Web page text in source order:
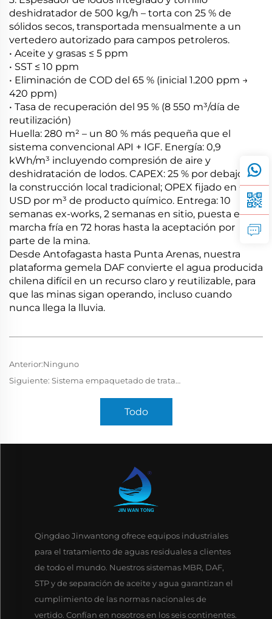
deshidratador de 500 kg/h – torta con 25 % de
sólidos secos, transportada mensualmente a un
vertedero autorizado para campos petroleros.
• Aceite y grasas ≤ 5 ppm
• SST ≤ 10 ppm
• Eliminación de COD del 65 % (inicial 1.200 ppm →
420 ppm)
• Tasa de recuperación del 95 % (8 550 m³/día de
reutilización)
Huella: 280 m² – un 80 % más pequeña que el
sistema convencional API + IGF. Energía: 0,9
kWh/m³ incluyendo compresión de aire y
deshidratación de lodos. CAPEX: 25 % por debajo de
la construcción local tradicional; OPEX fijado en 0,08
USD por m³ de producto químico. Entrega: 10
semanas ex-works, 2 semanas en sitio, puesta en
marcha fría en 72 horas hasta la aceptación por
parte de la mina.
Desde Antofagasta hasta Punta Arenas, nuestra
plataforma gemela DAF convierte el agua producida
chilena difícil en un recurso claro y reutilizable, para
que las minas sigan operando, incluso cuando
nunca llega la lluvia.
Anterior:Ninguno
Siguiente: Sistema empaquetado de tratamiento de aguas residuales MBR con capacidad de 1.000 m³/día en el Reino Unido
Todo
Qingdao Jinwantong ofrece equipos industriales
para el tratamiento de aguas residuales a clientes
de todo el mundo. Nuestros sistemas MBR, DAF,
STP y de separación de aceite y agua garantizan el
cumplimiento de las normas nacionales de
vertido. Confían en nosotros en los seis continentes.